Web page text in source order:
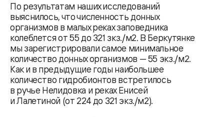
По результатам наших исследований
выяснилось, что численность донных
организмов в малых реках заповедника
колеблется от 55 до 321 зкз./м2. В Беркутянке
мы зарегистрировали самое минимальное
количество донных организмов — 55 экз./м2.
Как и в предыдущие годы наибольшее
количество гидробионтов встретилось
в ручье Нелидовка и реках Енисей
и Лалетиной (от 224 до 321 экз./м2).